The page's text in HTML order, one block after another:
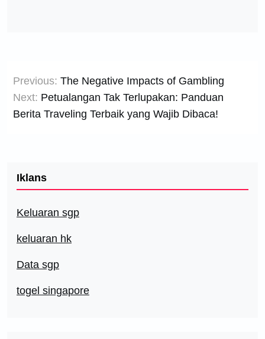
navigation
Previous: The Negative Impacts of Gambling
Next: Petualangan Tak Terlupakan: Panduan
Berita Traveling Terbaik yang Wajib Dibaca!
Iklans
Keluaran sgp
keluaran hk
Data sgp
togel singapore